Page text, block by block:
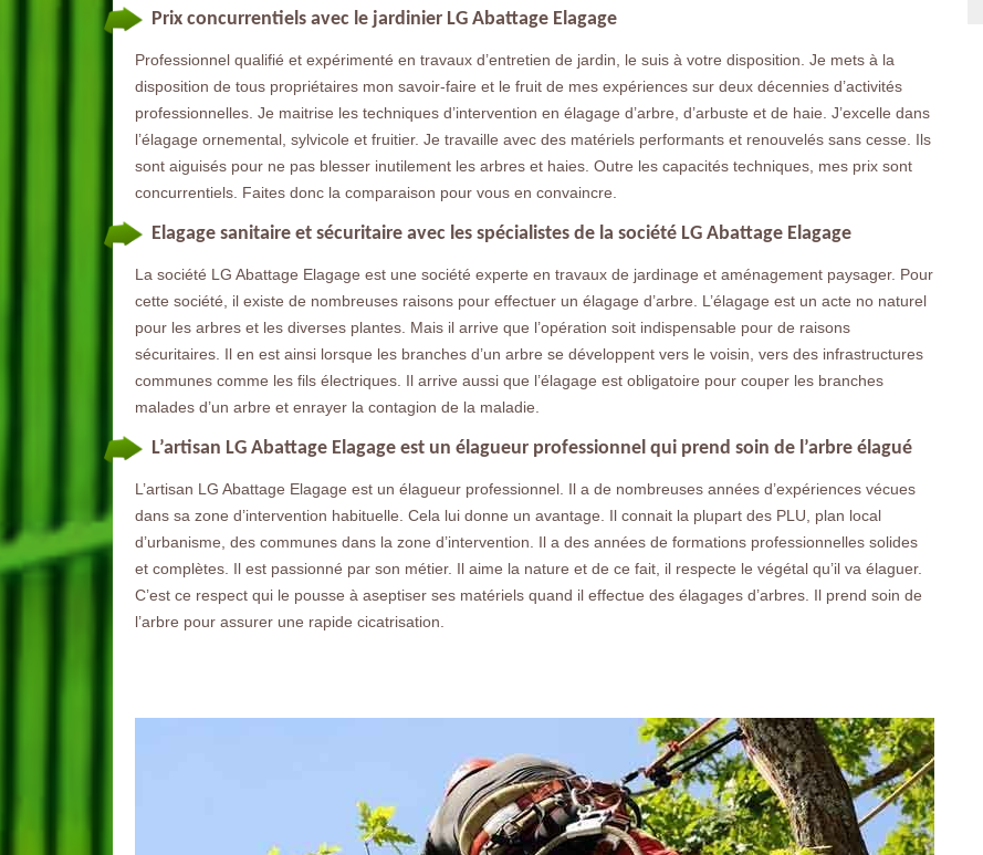
Prix concurrentiels avec le jardinier LG Abattage Elagage
Professionnel qualifié et expérimenté en travaux d’entretien de jardin, le suis à votre disposition. Je mets à la
disposition de tous propriétaires mon savoir-faire et le fruit de mes expériences sur deux décennies d’activités
professionnelles. Je maitrise les techniques d’intervention en élagage d’arbre, d’arbuste et de haie. J’excelle dans
l’élagage ornemental, sylvicole et fruitier. Je travaille avec des matériels performants et renouvelés sans cesse. Ils
sont aiguisés pour ne pas blesser inutilement les arbres et haies. Outre les capacités techniques, mes prix sont
concurrentiels. Faites donc la comparaison pour vous en convaincre.
Elagage sanitaire et sécuritaire avec les spécialistes de la société LG Abattage Elagage
La société LG Abattage Elagage est une société experte en travaux de jardinage et aménagement paysager. Pour
cette société, il existe de nombreuses raisons pour effectuer un élagage d’arbre. L’élagage est un acte no naturel
pour les arbres et les diverses plantes. Mais il arrive que l’opération soit indispensable pour de raisons
sécuritaires. Il en est ainsi lorsque les branches d’un arbre se développent vers le voisin, vers des infrastructures
communes comme les fils électriques. Il arrive aussi que l’élagage est obligatoire pour couper les branches
malades d’un arbre et enrayer la contagion de la maladie.
L’artisan LG Abattage Elagage est un élagueur professionnel qui prend soin de l’arbre élagué
L’artisan LG Abattage Elagage est un élagueur professionnel. Il a de nombreuses années d’expériences vécues
dans sa zone d’intervention habituelle. Cela lui donne un avantage. Il connait la plupart des PLU, plan local
d’urbanisme, des communes dans la zone d’intervention. Il a des années de formations professionnelles solides
et complètes. Il est passionné par son métier. Il aime la nature et de ce fait, il respecte le végétal qu’il va élaguer.
C’est ce respect qui le pousse à aseptiser ses matériels quand il effectue des élagages d’arbres. Il prend soin de
l’arbre pour assurer une rapide cicatrisation.